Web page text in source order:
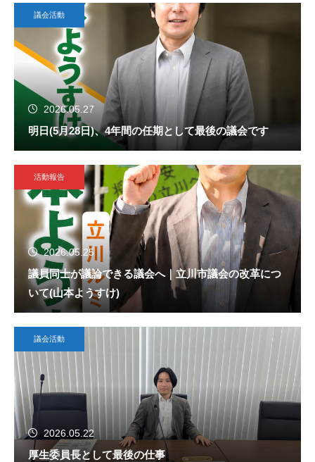
議会活動
2026.05.27
明日(5月28日)、4年間の任期として最後の議会です
活動報告
2026.05.25
議員同士が議論できる議会へ｜立川市議会の改革につ
いて(山本ようすけ)
議会活動
2026.05.22
厚生委員長として最後の仕事